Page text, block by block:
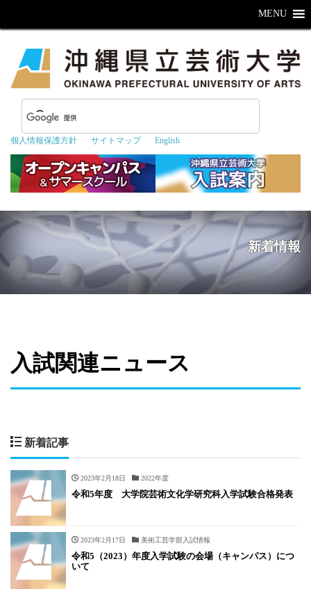
個人情報保護方針 サイトマップ English
MENU
新着情報
入試関連ニュース
新着記事
2023年2月18日 2022年度
令和5年度 大学院芸術文化学研究科入学試験合格発表
2023年2月17日 美術工芸学部入試情報
令和5（2023）年度入学試験の会場（キャンパス）につ
いて